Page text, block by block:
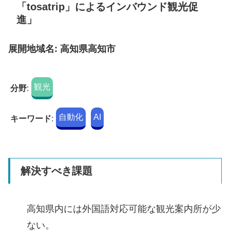
「tosatrip」によるインバウンド観光促
進」
展開地域名: 高知県高知市
分野: 観光
キーワード: 自動化 AI
解決すべき課題
高知県内には外国語対応可能な観光案内所が少
ない。